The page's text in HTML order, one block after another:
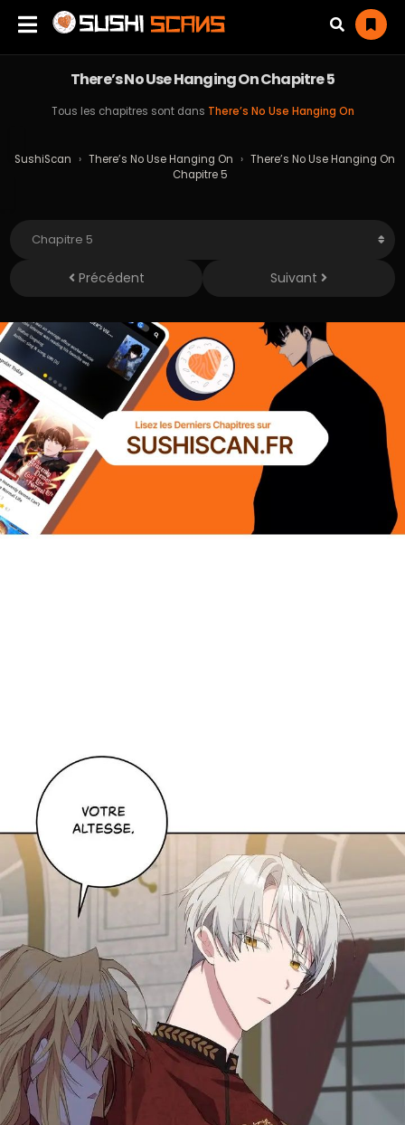
There’s No Use Hanging On Chapitre 5
Tous les chapitres sont dans There’s No Use Hanging On
SushiScan › There’s No Use Hanging On › There’s No Use Hanging On
Chapitre 5
Précédent Suivant